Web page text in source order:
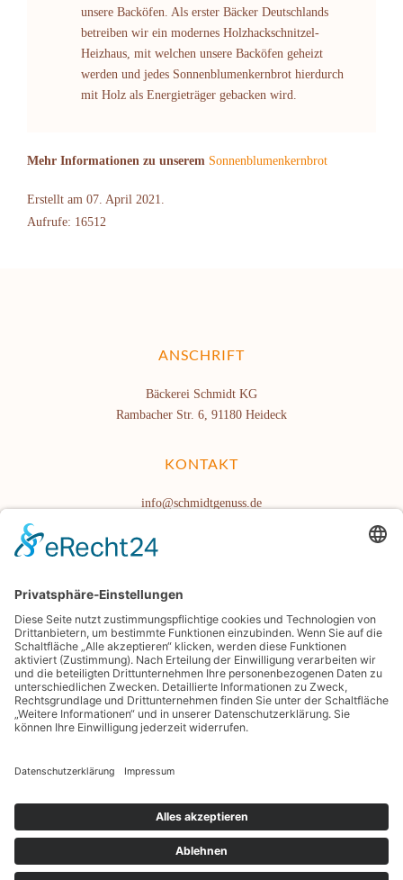
unsere Backöfen. Als erster Bäcker Deutschlands
betreiben wir ein modernes Holzhackschnitzel-
Heizhaus, mit welchen unsere Backöfen geheizt
werden und jedes Sonnenblumenkernbrot hierdurch
mit Holz als Energieträger gebacken wird.
Mehr Informationen zu unserem Sonnenblumenkernbrot
Erstellt am 07. April 2021.
Aufrufe: 16512
ANSCHRIFT
Bäckerei Schmidt KG
Rambacher Str. 6, 91180 Heideck
KONTAKT
info@schmidtgenuss.de
Mo.-Fr. 08:00 bis 16:00 Uhr
Samstag/Sonntag geschlossen
BLOG PRESSE GENIESSERKARTE
ENERGIEMANAGEMENT SHOP.SCHMIDTGENUSS.DE
2026Bäckerei Schmidt KG. Alle Rechte
vorbehalten.